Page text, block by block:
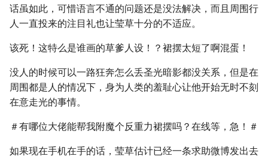
话虽如此，可惜语言不通的问题还是没法解决，而且周围行
人一直投来的注目礼也让莹草十分的不适应。
该死！这特么是谁画的草爹人设！？裙摆太短了啊混蛋！
没人的时候可以一路狂奔怎么丢圣光暗影都没关系，但是在
周围都是人的情况下，身为人类的羞耻心让他开始无时不刻
在意走光的事情。
＃有哪位大佬能帮我附魔个反重力裙摆吗？在线等，急！＃
如果现在手机在手的话，莹草估计已经一条求助微博发出去